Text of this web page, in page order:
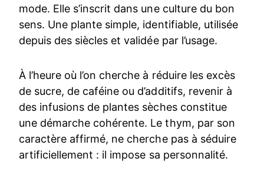
mode. Elle s’inscrit dans une culture du bon
sens. Une plante simple, identifiable, utilisée
depuis des siècles et validée par l’usage.
À l’heure où l’on cherche à réduire les excès
de sucre, de caféine ou d’additifs, revenir à
des infusions de plantes sèches constitue
une démarche cohérente. Le thym, par son
caractère affirmé, ne cherche pas à séduire
artificiellement : il impose sa personnalité.